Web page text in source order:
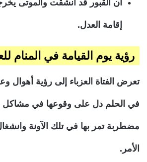
أن القبور قد انشقت والموتى
إقامة العدل.
رؤية يوم القيامة في المنام
تعرض الفتاة العزباء إلى رؤية أهوال
في الحلم دل على وقوعها في مشاكل
مضطربة تمر بها في تلك الآونة
الأمر.